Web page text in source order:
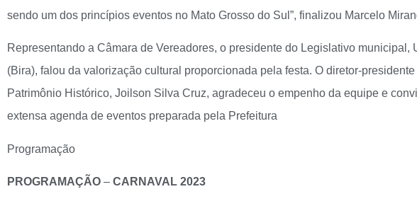
sendo um dos princípios eventos no Mato Grosso do Sul”, finalizou Marcelo
Representando a Câmara de Vereadores, o presidente do Legislativo
(Bira), falou da valorização cultural proporcionada pela festa. O diretor-
Patrimônio Histórico, Joilson Silva Cruz, agradeceu o empenho da equipe e
extensa agenda de eventos preparada pela Prefeitura
Programação
PROGRAMAÇÃO – CARNAVAL 2023